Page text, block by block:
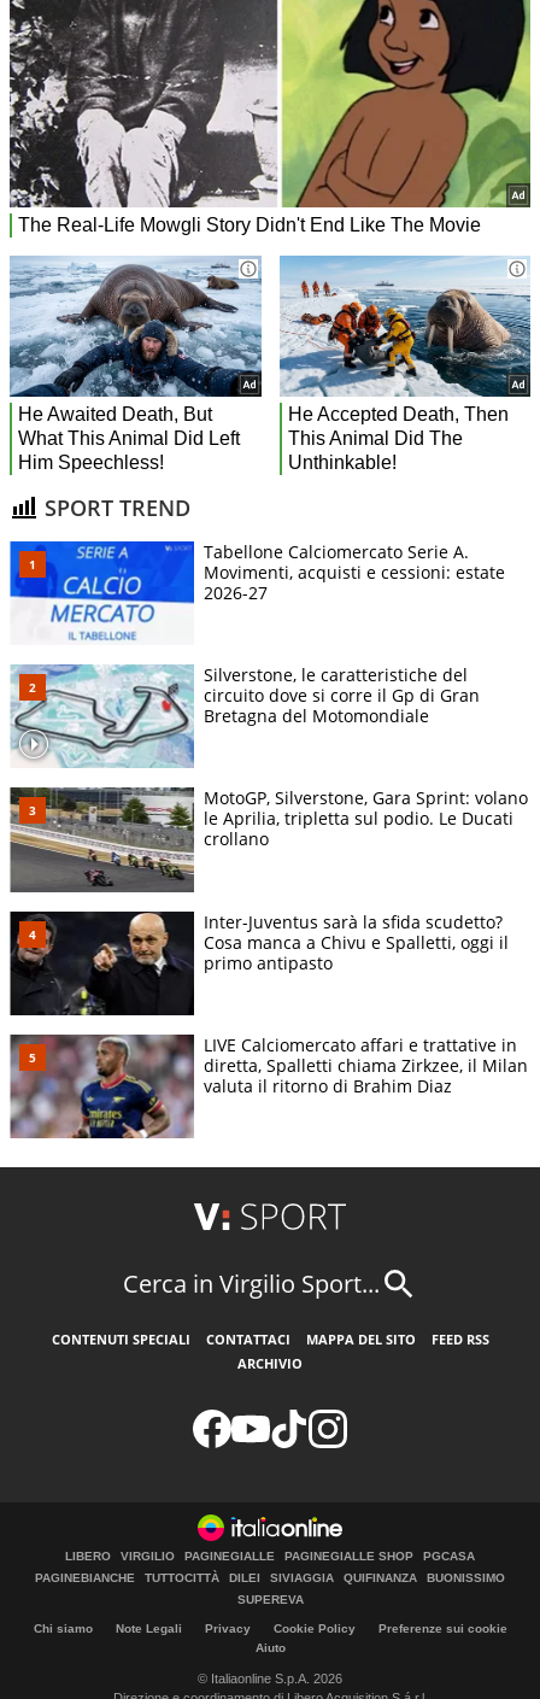
SPORT TREND
Tabellone Calciomercato Serie A.
Movimenti, acquisti e cessioni: estate
2026-27
Silverstone, le caratteristiche del
circuito dove si corre il Gp di Gran
Bretagna del Motomondiale
MotoGP, Silverstone, Gara Sprint: volano
le Aprilia, tripletta sul podio. Le Ducati
crollano
Inter-Juventus sarà la sfida scudetto?
Cosa manca a Chivu e Spalletti, oggi il
primo antipasto
LIVE Calciomercato affari e trattative in
diretta, Spalletti chiama Zirkzee, il Milan
valuta il ritorno di Brahim Diaz
Cerca in Virgilio Sport...
CONTENUTI SPECIALI CONTATTACI MAPPA DEL SITO
FEED RSS
ARCHIVIO
LIBERO VIRGILIO PAGINEGIALLE PAGINEGIALLE SHOP
PGCASA
PAGINEBIANCHE
TUTTOCITTÀ DILEI SIVIAGGIA QUIFINANZA
BUONISSIMO
SUPEREVA
Chi siamo Note Legali Privacy Cookie Policy
Preferenze sui cookie
Aiuto
© Italiaonline S.p.A. 2026